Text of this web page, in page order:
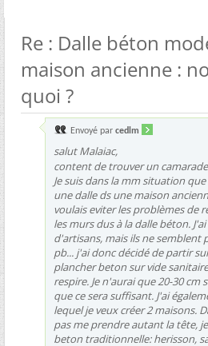
Re : Dalle béton
maison ancienne :
quoi ?
Envoyé par cedlm
salut Malaiac,
content de trouver un
Je suis dans la mm situation
une dalle ds une maison
voulais eviter les problèmes de
les murs dus à la dalle béton.
d'artisans, mais ils ne semblent
pb... j'ai donc décidé de partir
plancher beton sur vide
respire. Je n'aurai que 20-30 cm
que ce sera suffisant. J'ai
lequel je veux créer 2 maisons.
pas me prendre autant la tête,
beton traditionnelle: herisson,